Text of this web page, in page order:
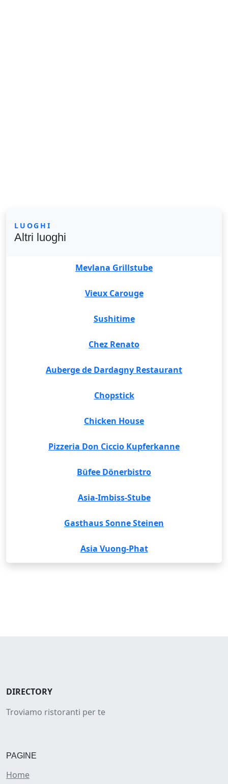
LUOGHI
Altri luoghi
Mevlana Grillstube
Vieux Carouge
Sushitime
Chez Renato
Auberge de Dardagny Restaurant
Chopstick
Chicken House
Pizzeria Don Ciccio Kupferkanne
Büfee Dönerbistro
Asia-Imbiss-Stube
Gasthaus Sonne Steinen
Asia Vuong-Phat
DIRECTORY
Troviamo ristoranti per te
PAGINE
Home